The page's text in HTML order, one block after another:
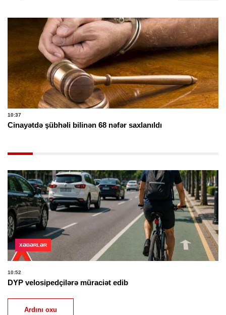
10:37
Cinayətdə şübhəli bilinən 68 nəfər saxlanıldı
XƏBƏRLƏR
10:52
DYP velosipedçilərə müraciət edib
Ardını oxu